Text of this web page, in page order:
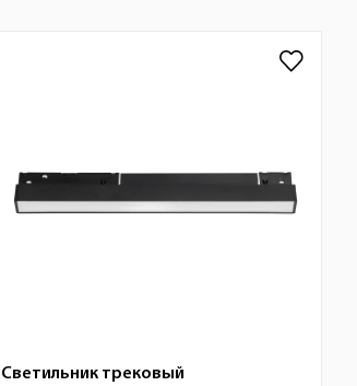
Светильник трековый